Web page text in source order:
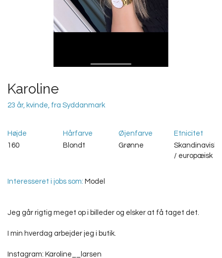
Karoline
23 år, kvinde, fra Syddanmark
Højde
160
Hårfarve
Blondt
Øjenfarve
Grønne
Etnicitet
Skandinavisk
/ europæisk
Interesseret i jobs som: Model
Jeg går rigtig meget op i billeder og elsker at få taget det.
I min hverdag arbejder jeg i butik.
Instagram: Karoline__larsen